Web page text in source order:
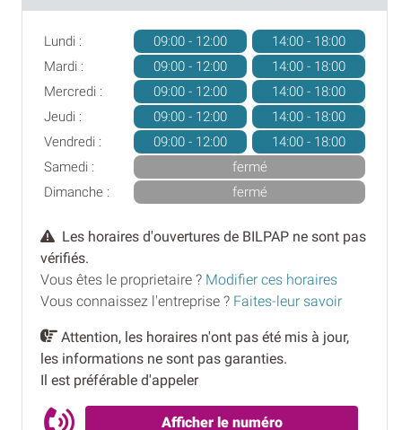
Lundi : 09:00 - 12:00
14:00 - 18:00
Mardi :
09:00 - 12:00
14:00 - 18:00
Mercredi :
09:00 - 12:00
14:00 - 18:00
Jeudi :
09:00 - 12:00
14:00 - 18:00
Vendredi :
09:00 - 12:00
14:00 - 18:00
Samedi :
fermé
Dimanche :
fermé
Les horaires d'ouvertures de BILPAP ne sont pas
vérifiés.
Vous êtes le proprietaire ? Modifier ces horaires
Vous connaissez l'entreprise ? Faites-leur savoir
Attention, les horaires n'ont pas été mis à jour,
les informations ne sont pas garanties.
Il est préférable d'appeler
Afficher le numéro